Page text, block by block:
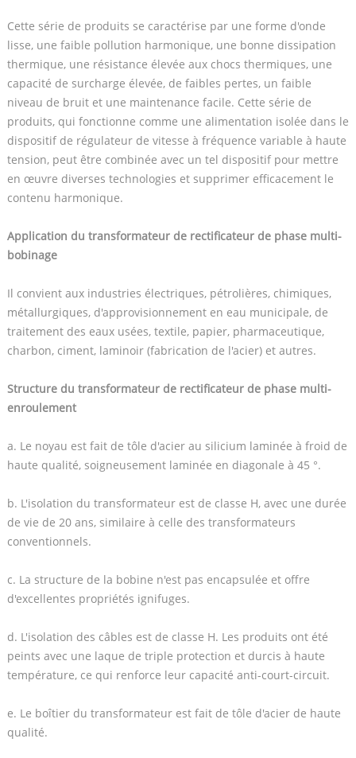
Cette série de produits se caractérise par une forme d'onde
lisse, une faible pollution harmonique, une bonne dissipation
thermique, une résistance élevée aux chocs thermiques, une
capacité de surcharge élevée, de faibles pertes, un faible
niveau de bruit et une maintenance facile. Cette série de
produits, qui fonctionne comme une alimentation isolée dans le
dispositif de régulateur de vitesse à fréquence variable à haute
tension, peut être combinée avec un tel dispositif pour mettre
en œuvre diverses technologies et supprimer efficacement le
contenu harmonique.
Application du transformateur de rectificateur de phase multi-
bobinage
Il convient aux industries électriques, pétrolières, chimiques,
métallurgiques, d'approvisionnement en eau municipale, de
traitement des eaux usées, textile, papier, pharmaceutique,
charbon, ciment, laminoir (fabrication de l'acier) et autres.
Structure du transformateur de rectificateur de phase multi-
enroulement
a. Le noyau est fait de tôle d'acier au silicium laminée à froid de
haute qualité, soigneusement laminée en diagonale à 45 °.
b. L'isolation du transformateur est de classe H, avec une durée
de vie de 20 ans, similaire à celle des transformateurs
conventionnels.
c. La structure de la bobine n'est pas encapsulée et offre
d'excellentes propriétés ignifuges.
d. L'isolation des câbles est de classe H. Les produits ont été
peints avec une laque de triple protection et durcis à haute
température, ce qui renforce leur capacité anti-court-circuit.
e. Le boîtier du transformateur est fait de tôle d'acier de haute
qualité.